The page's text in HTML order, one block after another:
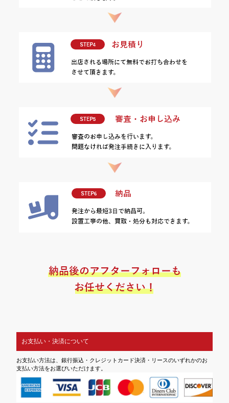
お支払い・決済について
お支払い方法は、銀行振込・クレジットカード決済・リースのいずれかのお
支払い方法をお選びいただけます。